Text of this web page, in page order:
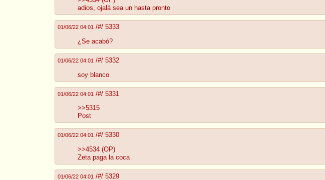
adios, ojalá sea un hasta pronto
01/06/22 04:01 /#/ 5333
¿Se acabó?
01/06/22 04:01/#/ 5332
soy blanco
01/06/22 04:01 /#/ 5331
>>5315
Post
01/06/22 04:01/#/ 5330
>>4534(OP)
Zeta paga la coca
01/06/22 04:01 /#/ 5329